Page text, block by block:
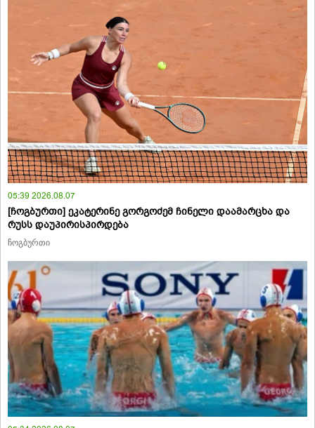
05:39 2026.08.07
[ჩოგბურთი] ეკატერინე გორგოძემ ჩინელი დაამარცხა და
რუსს დაუპირისპირდება
ჩოგბურთი